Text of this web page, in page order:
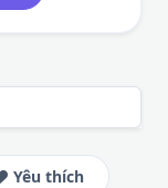
Yêu thích